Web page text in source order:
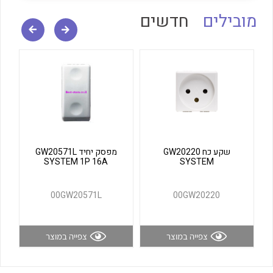
לכל מוצרי היצרן לכל מוצרי היצרן
מובילים חדשים
שקע כח GW20220
SYSTEM
00GW20220
צפייה במוצר
מפסק יחיד GW20571L
SYSTEM 1P 16A
00GW20571L
צפייה במוצר